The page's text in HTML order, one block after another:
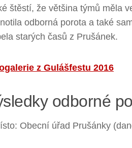
štěstí, že většina týmů měla
odborná porota a také
starých časů z Prušánek.
z Gulášfestu 2016
odborné
Obecní úřad Prušánky